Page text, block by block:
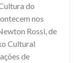
do
nos
Rossi, de
Cultural
de